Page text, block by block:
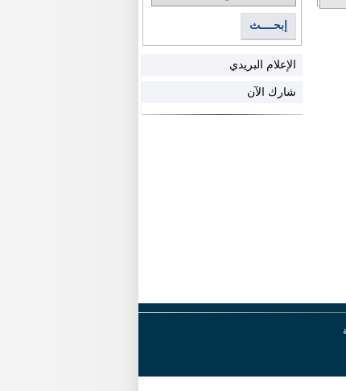
إبحــــث
الإعلام البريدي
شارك الآن